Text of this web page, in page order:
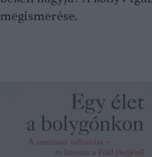
megismerése.